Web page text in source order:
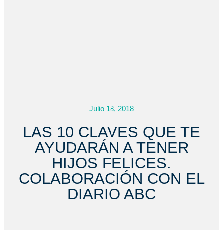
Julio 18, 2018
LAS 10 CLAVES QUE TE
AYUDARÁN A TENER
HIJOS FELICES.
COLABORACIÓN CON EL
DIARIO ABC